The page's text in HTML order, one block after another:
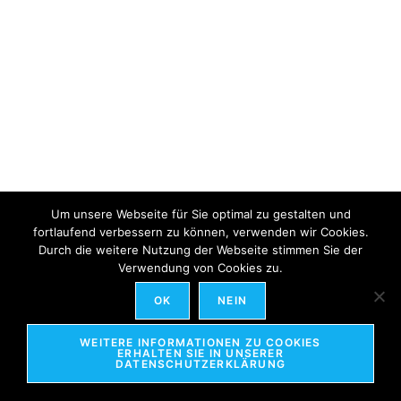
Um unsere Webseite für Sie optimal zu gestalten und
fortlaufend verbessern zu können, verwenden wir Cookies.
Durch die weitere Nutzung der Webseite stimmen Sie der
Verwendung von Cookies zu.
OK NEIN
WEITERE INFORMATIONEN ZU COOKIES
ERHALTEN SIE IN UNSERER
DATENSCHUTZERKLÄRUNG